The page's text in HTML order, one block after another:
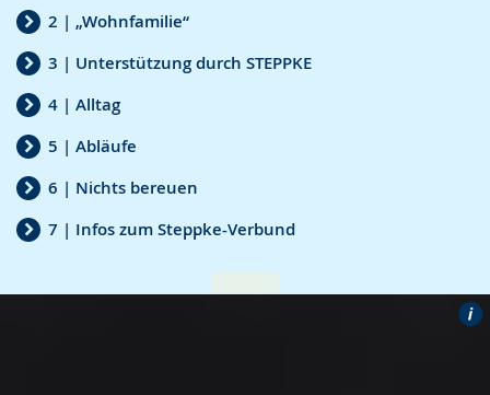
2 | „Wohnfamilie“
3 | Unterstützung durch STEPPKE
4 | Alltag
5 | Abläufe
6 | Nichts bereuen
7 | Infos zum Steppke-Verbund
Gebärdensprache
wird
angezeigt.